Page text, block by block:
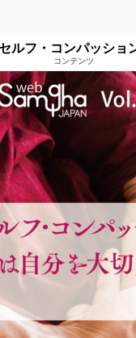
ルフ・コンパッショ
コンテンツ